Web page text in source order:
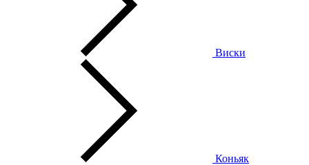
Виски
Коньяк